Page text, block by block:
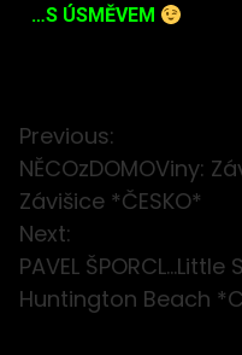
…S ÚSMĚVEM
Previous:
NĚCOzDOMOViny:
Závišice *ČESKO*
Next:
PAVEL
Huntington Beach